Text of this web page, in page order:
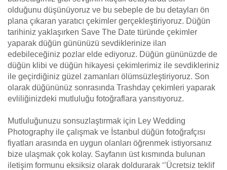
olduğunu düşünüyoruz ve bu sebeple de bu detayları ön
plana çıkaran yaratıcı çekimler gerçekleştiriyoruz. Düğün
tarihiniz yaklaşırken Save The Date türünde çekimler
yaparak düğün gününüzü sevdiklerinize ilan
edebileceğiniz pozlar elde ediyoruz. Düğün gününüzde de
düğün klibi ve düğün hikayesi çekimlerimiz ile sevdikleriniz
ile geçirdiğiniz güzel zamanları ölümsüzleştiriyoruz. Son
olarak düğününüz sonrasında Trashday çekimleri yaparak
evliliğinizdeki mutluluğu fotoğraflara yansıtıyoruz.
Mutluluğunuzu sonsuzlaştırmak için Ley Wedding
Photography ile çalışmak ve İstanbul düğün fotoğrafçısı
fiyatları arasında en uygun olanları öğrenmek istiyorsanız
bize ulaşmak çok kolay. Sayfanın üst kısmında bulunan
iletişim formunu eksiksiz olarak doldurarak ‘’Ücretsiz teklif